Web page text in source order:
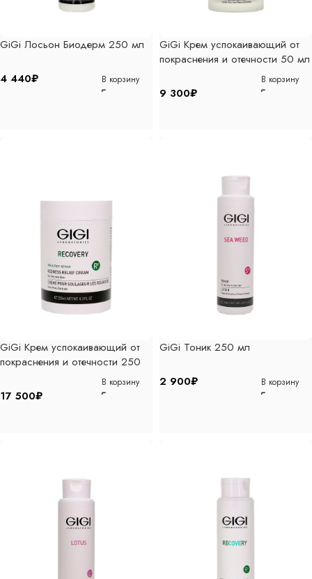
GiGi Лосьон Биодерм 250 мл
4 440₽ В корзину
GiGi Крем успокаивающий от
покраснения и отечности 50 мл
9 300₽
В корзину
GiGi Крем успокаивающий от
покраснения и отечности 250
17 500₽
В корзину
GiGi Тоник 250 мл
2 900₽ В корзину